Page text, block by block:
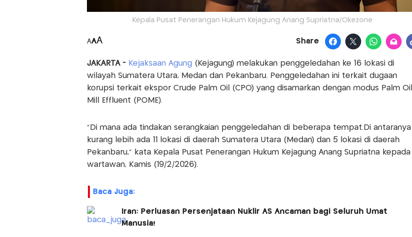
Kepala Pusat Penerangan Hukum Kejagung Anang Supriatna/Okezone
AAA Share
JAKARTA - Kejaksaan Agung (Kejagung) melakukan penggeledahan ke 16 lokasi di
wilayah Sumatera Utara, Medan dan Pekanbaru. Penggeledahan ini terkait dugaan
korupsi terkait ekspor Crude Palm Oil (CPO) yang disamarkan dengan modus Palm Oil
Mill Effluent (POME).
"Di mana ada tindakan serangkaian penggeledahan di beberapa tempat.Di antaranya
kurang lebih ada 11 lokasi di daerah Sumatera Utara (Medan) dan 5 lokasi di daerah
Pekanbaru," kata Kepala Pusat Penerangan Hukum Kejagung Anang Supriatna kepada
wartawan, Kamis (19/2/2026).
Baca Juga:
Iran: Perluasan Persenjataan Nuklir AS Ancaman bagi Seluruh Umat
Manusia!